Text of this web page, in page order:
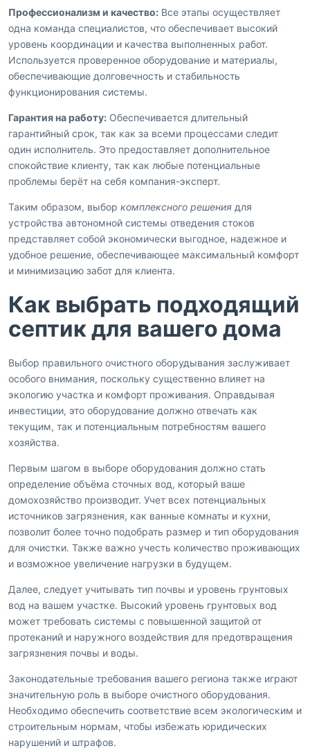
Профессионализм и качество: Все этапы осуществляет
одна команда специалистов, что обеспечивает высокий
уровень координации и качества выполненных работ.
Используется проверенное оборудование и материалы,
обеспечивающие долговечность и стабильность
функционирования системы.
Гарантия на работу: Обеспечивается длительный
гарантийный срок, так как за всеми процессами следит
один исполнитель. Это предоставляет дополнительное
спокойствие клиенту, так как любые потенциальные
проблемы берёт на себя компания-эксперт.
Таким образом, выбор комплексного решения для
устройства автономной системы отведения стоков
представляет собой экономически выгодное, надежное и
удобное решение, обеспечивающее максимальный комфорт
и минимизацию забот для клиента.
Как выбрать подходящий
септик для вашего дома
Выбор правильного очистного оборудывания заслуживает
особого внимания, поскольку существенно влияет на
экологию участка и комфорт проживания. Оправдывая
инвестиции, это оборудование должно отвечать как
текущим, так и потенциальным потребностям вашего
хозяйства.
Первым шагом в выборе оборудования должно стать
определение объёма сточных вод, который ваше
домохозяйство производит. Учет всех потенциальных
источников загрязнения, как ванные комнаты и кухни,
позволит более точно подобрать размер и тип оборудования
для очистки. Также важно учесть количество проживающих
и возможное увеличение нагрузки в будущем.
Далее, следует учитывать тип почвы и уровень грунтовых
вод на вашем участке. Высокий уровень грунтовых вод
может требовать системы с повышенной защитой от
протеканий и наружного воздействия для предотвращения
загрязнения почвы и воды.
Законодательные требования вашего региона также играют
значительную роль в выборе очистного оборудования.
Необходимо обеспечить соответствие всем экологическим и
строительным нормам, чтобы избежать юридических
нарушений и штрафов.